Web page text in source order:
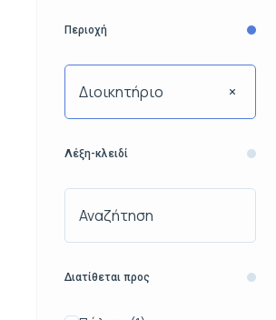
Περιοχή
Διοικητήριο
Λέξη-κλειδί
Διατίθεται προς